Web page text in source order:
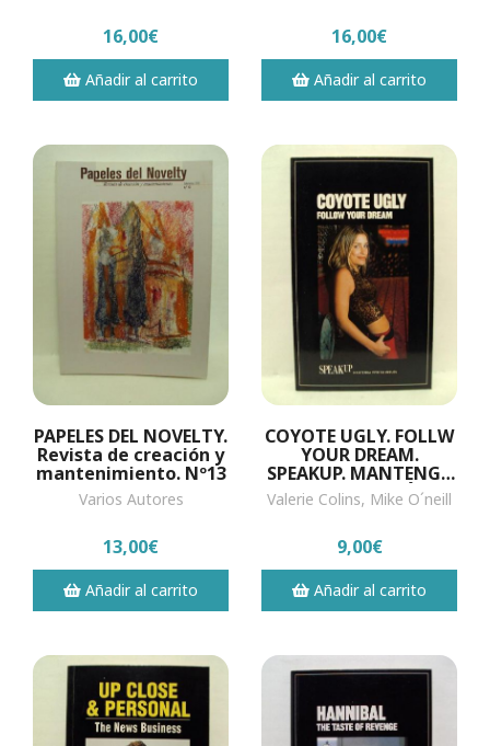
16,00€
Añadir al carrito
16,00€
Añadir al carrito
PAPELES DEL NOVELTY.
Revista de creación y
mantenimiento. Nº13
Varios Autores
13,00€
Añadir al carrito
COYOTE UGLY. FOLLW
YOUR DREAM.
SPEAKUP. MANTENGA
VIVI EL INGLÉS
Valerie Colins, Mike O´neill
9,00€
Añadir al carrito